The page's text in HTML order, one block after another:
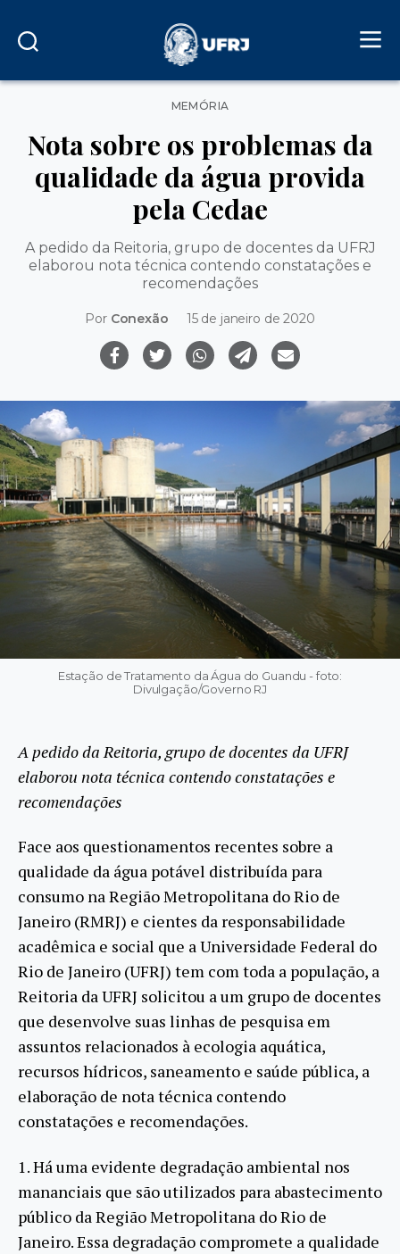
Categorias
MEMÓRIA
Nota sobre os problemas da
qualidade da água provida
pela Cedae
A pedido da Reitoria, grupo de docentes da UFRJ
elaborou nota técnica contendo constatações e
recomendações
Por Conexão 15 de janeiro de 2020
Estação de Tratamento da Água do Guandu - foto:
Divulgação/Governo RJ
A pedido da Reitoria, grupo de docentes da UFRJ
elaborou nota técnica contendo constatações e
recomendações
Face aos questionamentos recentes sobre a
qualidade da água potável distribuída para
consumo na Região Metropolitana do Rio de
Janeiro (RMRJ) e cientes da responsabilidade
acadêmica e social que a Universidade Federal do
Rio de Janeiro (UFRJ) tem com toda a população, a
Reitoria da UFRJ solicitou a um grupo de docentes
que desenvolve suas linhas de pesquisa em
assuntos relacionados à ecologia aquática,
recursos hídricos, saneamento e saúde pública, a
elaboração de nota técnica contendo
constatações e recomendações.
1. Há uma evidente degradação ambiental nos
mananciais que são utilizados para abastecimento
público da Região Metropolitana do Rio de
Janeiro. Essa degradação compromete a qualidade